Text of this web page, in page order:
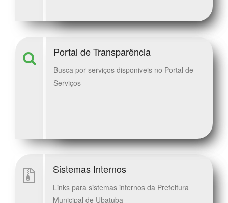
Portal de Transparência
Busca por serviços disponiveis no Portal de
Serviços
Sistemas Internos
Links para sistemas internos da Prefeitura
Municipal de Ubatuba